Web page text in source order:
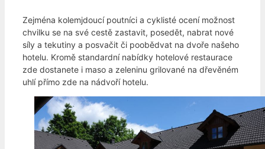
Zejména kolemjdoucí poutníci a cyklisté ocení možnost
chvilku se na své cestě zastavit, posedět, nabrat nové
síly a tekutiny a posvačit či poobědvat na dvoře našeho
hotelu. Kromě standardní nabídky hotelové restaurace
zde dostanete i maso a zeleninu grilované na dřevěném
uhlí přímo zde na nádvoří hotelu.